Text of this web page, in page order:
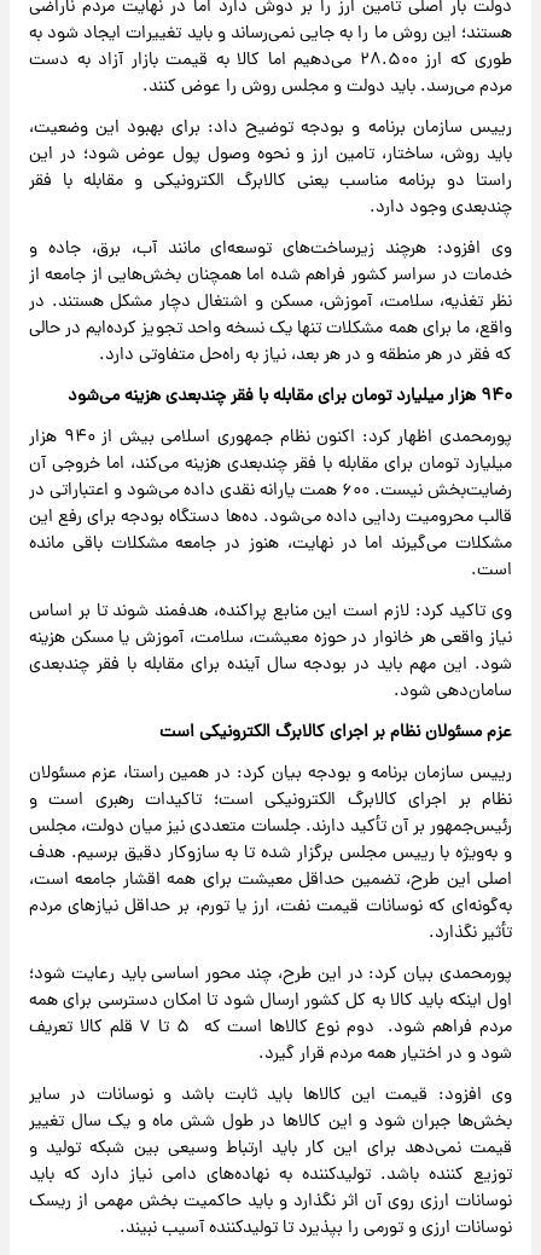
دولت بار اصلی تأمین ارز را بر دوش دارد اما در نهایت مردم ناراضی
هستند؛ این روش ما را به جایی نمی‌رساند و باید تغییرات ایجاد شود به
طوری که ارز ۲۸.۵۰۰ می‌دهیم اما کالا به قیمت بازار آزاد به دست
مردم می‌رسد. باید دولت و مجلس روش را عوض کنند.
رییس سازمان برنامه و بودجه توضیح داد: برای بهبود این وضعیت،
باید روش، ساختار، تامین ارز و نحوه وصول پول عوض شود؛ در این
راستا دو برنامه مناسب یعنی کالابرگ الکترونیکی و مقابله با فقر
چندبعدی وجود دارد.
وی افزود: هرچند زیرساخت‌های توسعه‌ای مانند آب، برق، جاده و
خدمات در سراسر کشور فراهم شده اما همچنان بخش‌هایی از جامعه از
نظر تغذیه، سلامت، آموزش، مسکن و اشتغال دچار مشکل هستند. در
واقع، ما برای همه مشکلات تنها یک نسخه واحد تجویز کرده‌ایم در حالی
که فقر در هر منطقه و در هر بعد، نیاز به راه‌حل متفاوتی دارد.
۹۴۰ هزار میلیارد تومان برای مقابله با فقر چندبعدی هزینه می‌شود
پورمحمدی اظهار کرد: اکنون نظام جمهوری اسلامی بیش از ۹۴۰ هزار
میلیارد تومان برای مقابله با فقر چندبعدی هزینه می‌کند، اما خروجی آن
رضایت‌بخش نیست. ۶۰۰ همت یارانه نقدی داده می‌شود و اعتباراتی در
قالب محرومیت ردایی داده می‌شود. ده‌ها دستگاه بودجه برای رفع این
مشکلات می‌گیرند اما در نهایت، هنوز در جامعه مشکلات باقی مانده
است.
وی تاکید کرد: لازم است این منابع پراکنده، هدفمند شوند تا بر اساس
نیاز واقعی هر خانوار در حوزه معیشت، سلامت، آموزش یا مسکن هزینه
شود. این مهم باید در بودجه سال آینده برای مقابله با فقر چندبعدی
سامان‌دهی شود.
عزم مسئولان نظام بر اجرای کالابرگ الکترونیکی است
رییس سازمان برنامه و بودجه بیان کرد: در همین راستا، عزم مسئولان
نظام بر اجرای کالابرگ الکترونیکی است؛ تاکیدات رهبری است و
رئیس‌جمهور بر آن تأکید دارند. جلسات متعددی نیز میان دولت، مجلس
و به‌ویژه با رییس مجلس برگزار شده تا به سازوکار دقیق برسیم. هدف
اصلی این طرح، تضمین حداقل معیشت برای همه اقشار جامعه است،
به‌گونه‌ای که نوسانات قیمت نفت، ارز یا تورم، بر حداقل نیازهای مردم
تأثیر نگذارد.
پورمحمدی بیان کرد: در این طرح، چند محور اساسی باید رعایت شود؛
اول اینکه باید کالا به کل کشور ارسال شود تا امکان دسترسی برای همه
مردم فراهم شود. دوم نوع کالاها است که ۵ تا ۷ قلم کالا تعریف
شود و در اختیار همه مردم قرار گیرد.
وی افزود: قیمت این کالاها باید ثابت باشد و نوسانات در سایر
بخش‌ها جبران شود و این کالاها در طول شش ماه و یک سال تغییر
قیمت نمی‌دهد برای این کار باید ارتباط وسیعی بین شبکه تولید و
توزیع کننده باشد. تولیدکننده به نهاده‌های دامی نیاز دارد که باید
نوسانات ارزی روی آن اثر نگذارد و باید حاکمیت بخش مهمی از ریسک
نوسانات ارزی و تورمی را بپذیرد تا تولیدکننده آسیب نبیند.